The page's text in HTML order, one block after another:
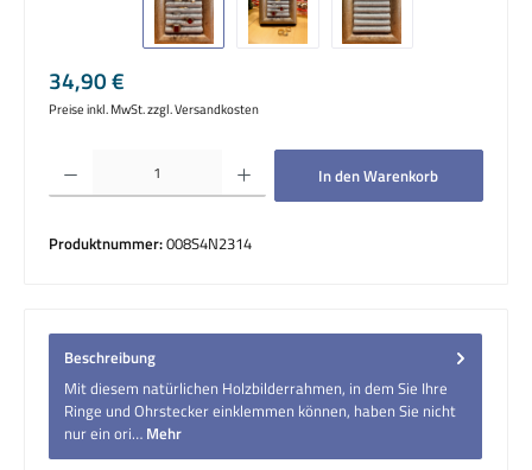
Regulärer Preis:
34,90 €
Preise inkl. MwSt. zzgl. Versandkosten
Produkt Anzahl: Gib den gewünschten Wert ein oder benutze die Schaltflächen um
In den Warenkorb
Produktnummer:008S4N2314
Beschreibung
Mit diesem natürlichen Holzbilderrahmen, in dem Sie Ihre
Ringe und Ohrstecker einklemmen können, haben Sie nicht
nur ein ori… Mehr